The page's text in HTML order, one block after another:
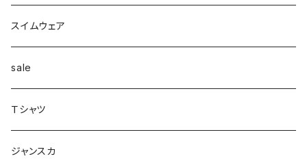
配色
ボンディング
シアー
リブ
Tシャツマキシ
シャツ
カットソー
カシュクール
ダウン
コート
woolコート
パイピング
フェイクレザー
テーパード
配色
リブ
スウェット
ヘアーゴム
イヤカフ
ベルト
pants
ジャンク
スイムウェア
sale
Ｔシャツ
ジャンスカ